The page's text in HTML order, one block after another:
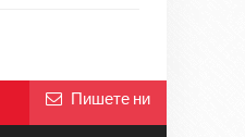
Пишете ни